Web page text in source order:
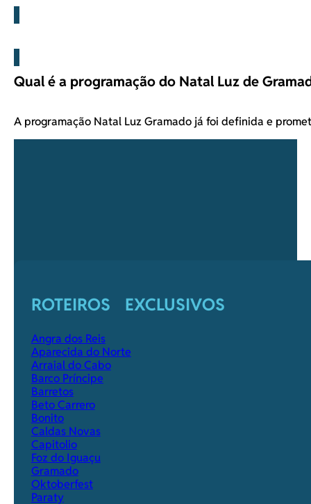
Qual é a programação do Natal Luz de
A programação Natal Luz Gramado já foi definida e
ROTEIROS EXCLUSIVOS
Angra dos Reis
Aparecida do Norte
Arraial do Cabo
Barco Príncipe
Barretos
Beto Carrero
Bonito
Caldas Novas
Capitolio
Foz do Iguaçu
Gramado
Oktoberfest
Paraty